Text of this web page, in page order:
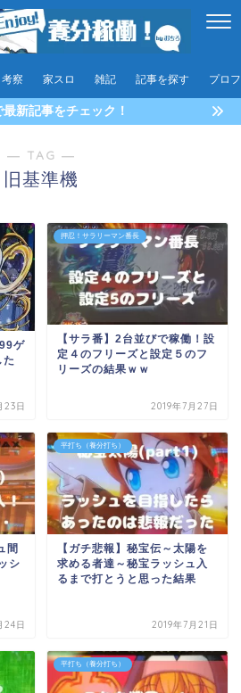
察 家スロ 雑記 記事を探す プロ
新記事をチェック！
― TAG ―
旧基準機
ゲ
た
23日
押忍！サラリーマン番長
【サラ番】2台並びで稼働！設
定４のフリーズと設定５のフ
リーズの結果ｗｗ
2019年7月27日
間
シ
24日
平打ち（養分打ち）
【ガチ悲報】秘宝伝～太陽を
求める者達～秘宝ラッシュ入
るまで打とうと思った結果
2019年7月21日
平打ち（養分打ち）